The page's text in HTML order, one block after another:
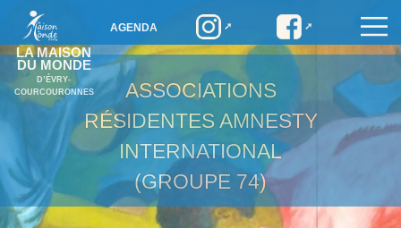
LA MAISON
DU MONDE
D’ÉVRY-
COURCOURONNES
AGENDA
ASSOCIATIONS
RÉSIDENTES AMNESTY
INTERNATIONAL
(GROUPE 74)